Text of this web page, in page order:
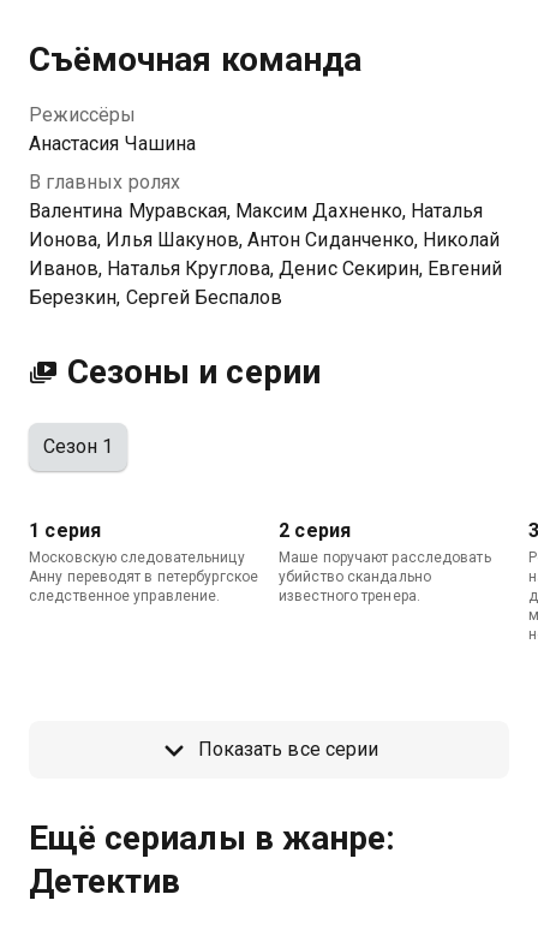
Съёмочная команда
Режиссёры
Анастасия Чашина
В главных ролях
Валентина Муравская, Максим Дахненко, Наталья
Ионова, Илья Шакунов, Антон Сиданченко, Николай
Иванов, Наталья Круглова, Денис Секирин, Евгений
Березкин, Сергей Беспалов
Сезоны и серии
Сезон 1
1 серия
Московскую следовательницу
Анну переводят в петербургское
следственное управление.
2 серия
Маше поручают расследовать
убийство скандально
известного тренера.
Показать все серии
Ещё сериалы в жанре:
Детектив